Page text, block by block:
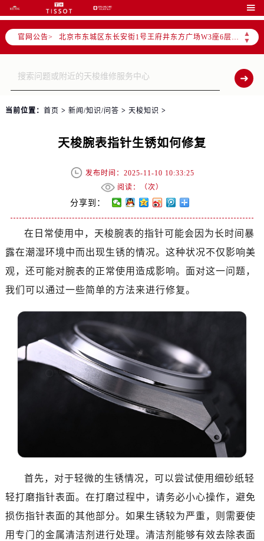

官网公告>
▲
▼
北京市朝阳区建国门外大街甲6号华熙国际中心D座11层1102室售后服务中心（需提前预约）
北京市东城区东长安街1号王府井东方广场W3座6层602室售后服务中心（需提前预约）
节假日正常营业！
当前位置： 首页 > 新闻/知识/问答 > 天梭知识 >
天梭腕表指针生锈如何修复
发布时间：2025-11-10 10:33:25
阅读：（次）
分享到：
在日常使用中，天梭腕表的指针可能会因为长时间暴
露在潮湿环境中而出现生锈的情况。这种状况不仅影响美
观，还可能对腕表的正常使用造成影响。面对这一问题，
我们可以通过一些简单的方法来进行修复。
首先，对于轻微的生锈情况，可以尝试使用细砂纸轻
轻打磨指针表面。在打磨过程中，请务必小心操作，避免
损伤指针表面的其他部分。如果生锈较为严重，则需要使
用专门的金属清洁剂进行处理。清洁剂能够有效去除表面